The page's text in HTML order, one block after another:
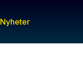
Nyheter